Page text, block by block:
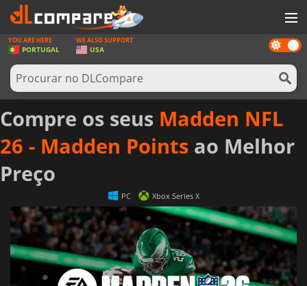
JOGOS
GAME CARDS
SOFTWARE
REWARDS
HARDWARE
NOTÍCIAS
ENTRAR OU REGISTAR
Dark
mode
YOU ARE HERE
PORTUGAL
WE ALSO SUPPORT
USA
Compre os seus Madden NFL
26 - Madden Points ao Melhor
Preço
PC Xbox Series X